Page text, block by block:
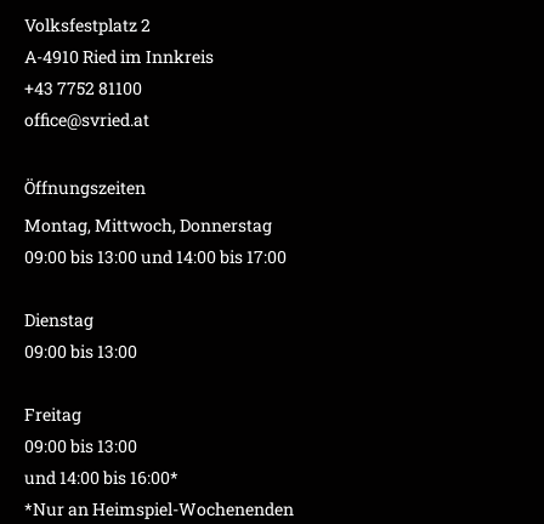
Volksfestplatz 2
A-4910 Ried im Innkreis
+43 7752 81100
office@svried.at
Öffnungszeiten
Montag, Mittwoch, Donnerstag
09:00 bis 13:00 und 14:00 bis 17:00
Dienstag
09:00 bis 13:00
Freitag
09:00 bis 13:00
und 14:00 bis 16:00*
*Nur an Heimspiel-Wochenenden